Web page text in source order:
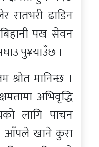
रातभरी ढाडिन
पख सेवन
पु¥याउँछ ।
श्रोत मानिन्छ ।
अभिवृद्धि
लागि पाचन
। आँपले खाने कुरा